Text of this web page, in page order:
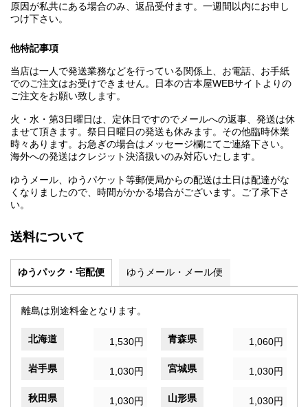
原因が私共にある場合のみ、返品受付ます。一週間以内にお申し
つけ下さい。
他特記事項
当店は一人で発送業務などを行っている関係上、お電話、お手紙
でのご注文はお受けできません。日本の古本屋WEBサイトよりの
ご注文をお願い致します。
火・水・第3日曜日は、定休日ですのでメールへの返事、発送は休
ませて頂きます。祭日日曜日の発送も休みます。その他臨時休業
時々あります。お急ぎの場合はメッセージ欄にてご連絡下さい。
海外への発送はクレジット決済扱いのみ対応いたします。
ゆうメール、ゆうパケット等郵便局からの配送は土日は配達がな
くなりましたので、時間がかかる場合がございます。ご了承下さ
い。
送料について
ゆうパック・宅配便 ゆうメール・メール便
離島は別途料金となります。
北海道 1,530円 青森県 1,060円
岩手県 1,030円 宮城県 1,030円
秋田県 1,030円 山形県 1,030円